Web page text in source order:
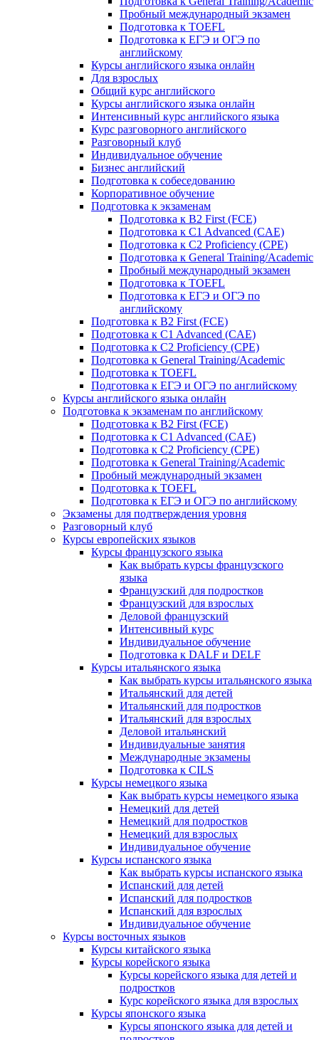
Пробный международный экзамен
Подготовка к TOEFL
Подготовка к ЕГЭ и ОГЭ по
английскому
Курсы английского языка онлайн
Для взрослых
Общий курс английского
Курсы английского языка онлайн
Интенсивный курс английского языка
Курс разговорного английского
Разговорный клуб
Индивидуальное обучение
Бизнес английский
Подготовка к собеседованию
Корпоративное обучение
Подготовка к экзаменам
Подготовка к B2 First (FCE)
Подготовка к C1 Advanced (CAE)
Подготовка к C2 Proficiency (CPE)
Подготовка к General Training/Academic
Пробный международный экзамен
Подготовка к TOEFL
Подготовка к ЕГЭ и ОГЭ по
английскому
Подготовка к B2 First (FCE)
Подготовка к C1 Advanced (CAE)
Подготовка к C2 Proficiency (CPE)
Подготовка к General Training/Academic
Подготовка к TOEFL
Подготовка к ЕГЭ и ОГЭ по английскому
Курсы английского языка онлайн
Подготовка к экзаменам по английскому
Подготовка к B2 First (FCE)
Подготовка к C1 Advanced (CAE)
Подготовка к C2 Proficiency (CPE)
Подготовка к General Training/Academic
Пробный международный экзамен
Подготовка к TOEFL
Подготовка к ЕГЭ и ОГЭ по английскому
Экзамены для подтверждения уровня
Разговорный клуб
Курсы европейских языков
Курсы французского языка
Как выбрать курсы французского
языка
Французский для подростков
Французский для взрослых
Деловой французский
Интенсивный курс
Индивидуальное обучение
Подготовка к DALF и DELF
Курсы итальянского языка
Как выбрать курсы итальянского языка
Итальянский для детей
Итальянский для подростков
Итальянский для взрослых
Деловой итальянский
Индивидуальные занятия
Международные экзамены
Подготовка к CILS
Курсы немецкого языка
Как выбрать курсы немецкого языка
Немецкий для детей
Немецкий для подростков
Немецкий для взрослых
Индивидуальное обучение
Курсы испанского языка
Как выбрать курсы испанского языка
Испанский для детей
Испанский для подростков
Испанский для взрослых
Индивидуальное обучение
Курсы восточных языков
Курсы китайского языка
Курсы корейского языка
Курсы корейского языка для детей и
подростков
Курс корейского языка для взрослых
Курсы японского языка
Курсы японского языка для детей и